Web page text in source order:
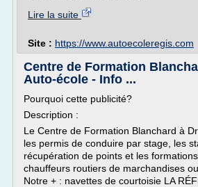
Lire la suite
Site : https://www.autoecoleregis.com
Centre de Formation
Auto-école - Info ...
Pourquoi cette publicité?
Description :
Le Centre de Formation Blanchard à
les permis de conduire par stage, les
récupération de points et les
chauffeurs routiers de marchandises
Notre + : navettes de courtoisie LA